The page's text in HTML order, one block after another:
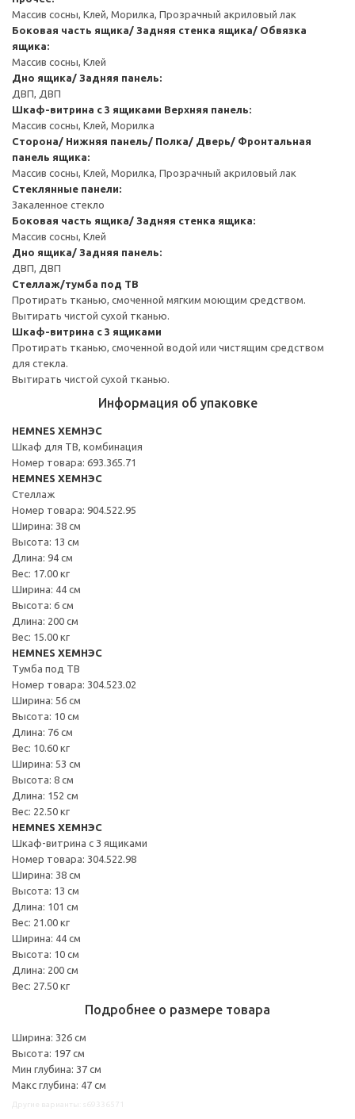
Массив сосны, Клей, Морилка, Прозрачный акриловый лак
Боковая часть ящика/ Задняя стенка ящика/ Обвязка
ящика:
Массив сосны, Клей
Дно ящика/ Задняя панель:
ДВП, ДВП
Шкаф-витрина с 3 ящиками Верхняя панель:
Массив сосны, Клей, Морилка
Сторона/ Нижняя панель/ Полка/ Дверь/ Фронтальная
панель ящика:
Массив сосны, Клей, Морилка, Прозрачный акриловый лак
Стеклянные панели:
Закаленное стекло
Боковая часть ящика/ Задняя стенка ящика:
Массив сосны, Клей
Дно ящика/ Задняя панель:
ДВП, ДВП
Стеллаж/тумба под ТВ
Протирать тканью, смоченной мягким моющим средством.
Вытирать чистой сухой тканью.
Шкаф-витрина с 3 ящиками
Протирать тканью, смоченной водой или чистящим средством
для стекла.
Вытирать чистой сухой тканью.
Информация об упаковке
HEMNES ХЕМНЭС
Шкаф для ТВ, комбинация
Номер товара: 693.365.71
HEMNES ХЕМНЭС
Стеллаж
Номер товара: 904.522.95
Ширина: 38 см
Высота: 13 см
Длина: 94 см
Вес: 17.00 кг
Ширина: 44 см
Высота: 6 см
Длина: 200 см
Вес: 15.00 кг
HEMNES ХЕМНЭС
Тумба под ТВ
Номер товара: 304.523.02
Ширина: 56 см
Высота: 10 см
Длина: 76 см
Вес: 10.60 кг
Ширина: 53 см
Высота: 8 см
Длина: 152 см
Вес: 22.50 кг
HEMNES ХЕМНЭС
Шкаф-витрина с 3 ящиками
Номер товара: 304.522.98
Ширина: 38 см
Высота: 13 см
Длина: 101 см
Вес: 21.00 кг
Ширина: 44 см
Высота: 10 см
Длина: 200 см
Вес: 27.50 кг
Подробнее о размере товара
Ширина: 326 см
Высота: 197 см
Мин глубина: 37 см
Макс глубина: 47 см